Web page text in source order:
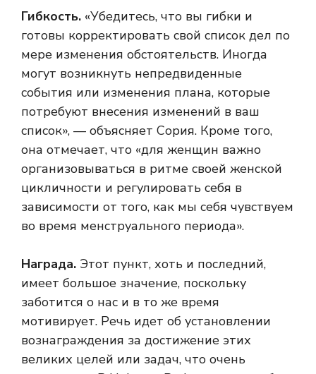
Гибкость. «Убедитесь, что вы гибки и
готовы корректировать свой список дел по
мере изменения обстоятельств. Иногда
могут возникнуть непредвиденные
события или изменения плана, которые
потребуют внесения изменений в ваш
список», — объясняет Сория. Кроме того,
она отмечает, что «для женщин важно
организовываться в ритме своей женской
цикличности и регулировать себя в
зависимости от того, как мы себя чувствуем
во время менструального периода».
Награда. Этот пункт, хоть и последний,
имеет большое значение, поскольку
заботится о нас и в то же время
мотивирует. Речь идет об установлении
вознаграждения за достижение этих
великих целей или задач, что очень